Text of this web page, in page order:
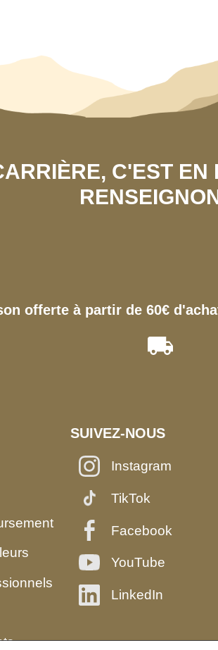
C'EST
offerte à partir de 60€
SUIVEZ-NOUS
Instagram
TikTok
Facebook
YouTube
LinkedIn